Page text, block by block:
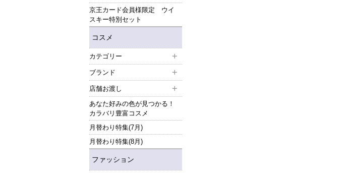
京王カード会員様限定 ウイ
スキー特別セット
コスメ
カテゴリー
ブランド
店舗お渡し
あなた好みの色が見つかる！
カラバリ豊富コスメ
月替わり特集(7月)
月替わり特集(8月)
ファッション